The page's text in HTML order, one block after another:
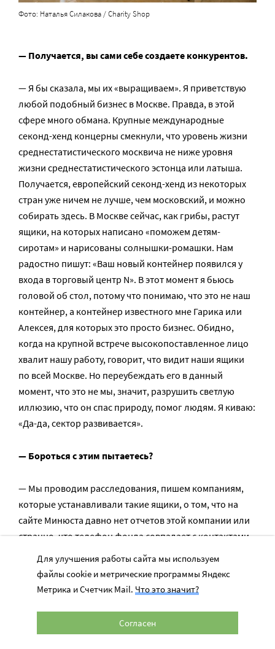
Фото: Наталья Силакова / Charity Shop
— Получается, вы сами себе создаете конкурентов.
— Я бы сказала, мы их «выращиваем». Я приветствую
любой подобный бизнес в Москве. Правда, в этой
сфере много обмана. Крупные международные
секонд-хенд концерны смекнули, что уровень жизни
среднестатистического москвича не ниже уровня
жизни среднестатистического эстонца или латыша.
Получается, европейский секонд-хенд из некоторых
стран уже ничем не лучше, чем московский, и можно
собирать здесь. В Москве сейчас, как грибы, растут
ящики, на которых написано «поможем детям-
сиротам» и нарисованы солнышки-ромашки. Нам
радостно пишут: «Ваш новый контейнер появился у
входа в торговый центр N». В этот момент я бьюсь
головой об стол, потому что понимаю, что это не наш
контейнер, а контейнер известного мне Гарика или
Алексея, для которых это просто бизнес. Обидно,
когда на крупной встрече высокопоставленное лицо
хвалит нашу работу, говорит, что видит наши ящики
по всей Москве. Но переубеждать его в данный
момент, что это не мы, значит, разрушить светлую
иллюзию, что он спас природу, помог людям. Я киваю:
«Да-да, сектор развивается».
— Бороться с этим пытаетесь?
— Мы проводим расследования, пишем компаниям,
которые устанавливали такие ящики, о том, что на
сайте Минюста давно нет отчетов этой компании или
странно, что телефон фонда совпадает с контактами
секонд-хенд базы. Некоторые в ответ на наши
обращения принимают решение сотрудничать с нами,
некоторые наоборот напрягаются и начинают
— Какие планы на будущее, что хотелось бы
Для улучшения работы сайта мы используем
файлы cookie и метрические программы Яндекс
Метрика и Счетчик Mail. Что это значит?
Согласен